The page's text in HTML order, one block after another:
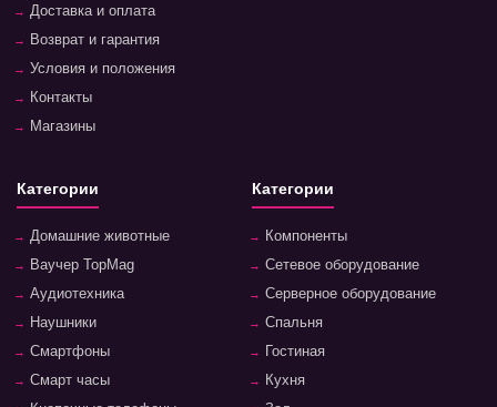
Доставка и оплата
Возврат и гарантия
Условия и положения
Контакты
Магазины
Категории
Домашние животные
Ваучер TopMag
Аудиотехника
Наушники
Смартфоны
Смарт часы
Категории
Компоненты
Сетевое оборудование
Серверное оборудование
Спальня
Гостиная
Кухня